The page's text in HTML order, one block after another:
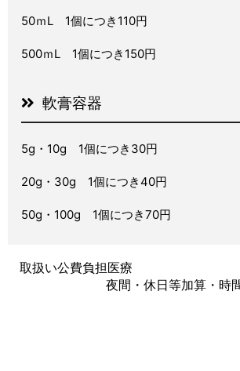
50ｍL 1個につき110円
500ｍL 1個につき150円
軟膏容器
5g・10g 1個につき30円
20g・30g 1個につき40円
50g・100g 1個につき70円
取扱い公費負担医療
夜間・休日等加算・時